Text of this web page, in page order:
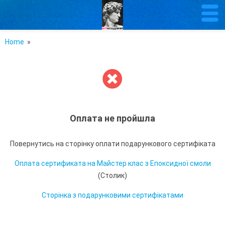
Home »
Оплата не пройшла
Повернутись на сторінку оплати подарункового сертифіката
Оплата сертификата на Майстер клас з Епоксидної смоли
(Столик)
Сторінка з подарунковими сертифікатами